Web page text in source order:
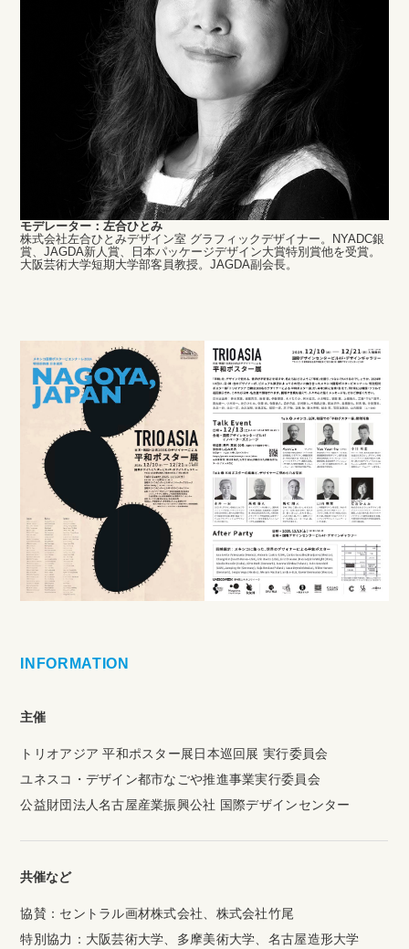
モデレーター：左合ひとみ
株式会社左合ひとみデザイン室 グラフィックデザイナー。NYADC銀
賞、JAGDA新人賞、日本パッケージデザイン大賞特別賞他を受賞。
大阪芸術大学短期大学部客員教授。JAGDA副会長。
INFORMATION
主催
トリオアジア 平和ポスター展日本巡回展 実行委員会
ユネスコ・デザイン都市なごや推進事業実行委員会
公益財団法人名古屋産業振興公社 国際デザインセンター
共催など
協賛：セントラル画材株式会社、株式会社竹尾
特別協力：大阪芸術大学、多摩美術大学、名古屋造形大学